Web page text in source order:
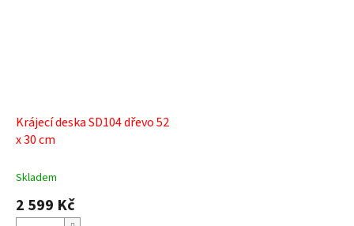
Krájecí deska SD104 dřevo 52
x 30 cm
Skladem
2 599 Kč